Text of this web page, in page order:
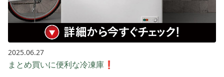
2025.06.27
まとめ買いに便利な冷凍庫❗